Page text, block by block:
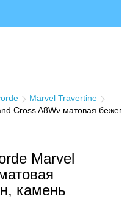
Marvel Travertine
Cross A8Wv матовая
Marvel
камень